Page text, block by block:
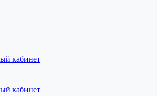
кабинет
кабинет